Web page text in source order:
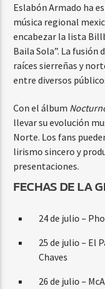
Eslabón Armado ha
música regional
encabezar la lista
Baila Sola”. La fusión
raíces sierreñas y
entre diversos
Con el álbum
llevar su evolución
Norte. Los fans
lirismo sincero y
presentaciones.
FECHAS DE LA
24 de julio –
25 de julio – El
Chaves
26 de julio –